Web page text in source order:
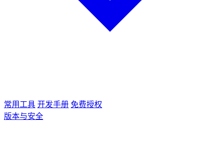
常用工具 开发手册 免费授权
版本与安全